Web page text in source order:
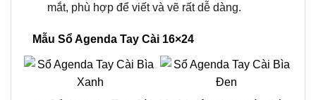
mắt, phù hợp để viết và vẽ rất dễ dàng.
Mẫu Sổ Agenda Tay Cài 16×24